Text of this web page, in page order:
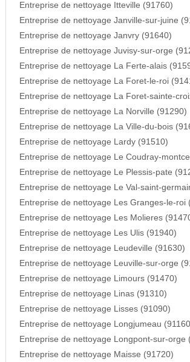
Entreprise de nettoyage Itteville (91760)
Entreprise de nettoyage Janville-sur-juine
Entreprise de nettoyage Janvry (91640)
Entreprise de nettoyage Juvisy-sur-orge
Entreprise de nettoyage La Ferte-alais
Entreprise de nettoyage La Foret-le-roi
Entreprise de nettoyage La Foret-sainte-
Entreprise de nettoyage La Norville (91290)
Entreprise de nettoyage La Ville-du-bois
Entreprise de nettoyage Lardy (91510)
Entreprise de nettoyage Le Coudray-
Entreprise de nettoyage Le Plessis-pate
Entreprise de nettoyage Le Val-saint-
Entreprise de nettoyage Les Granges-le-roi
Entreprise de nettoyage Les Molieres
Entreprise de nettoyage Les Ulis (91940)
Entreprise de nettoyage Leudeville (91630)
Entreprise de nettoyage Leuville-sur-orge
Entreprise de nettoyage Limours (91470)
Entreprise de nettoyage Linas (91310)
Entreprise de nettoyage Lisses (91090)
Entreprise de nettoyage Longjumeau
Entreprise de nettoyage Longpont-sur-orge
Entreprise de nettoyage Maisse (91720)